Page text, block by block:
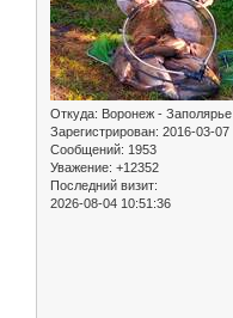
Откуда: Воронеж - Заполярье
Зарегистрирован: 2016-03-07
Сообщений: 1953
Уважение: +12352
Последний визит:
2026-08-04 10:51:36